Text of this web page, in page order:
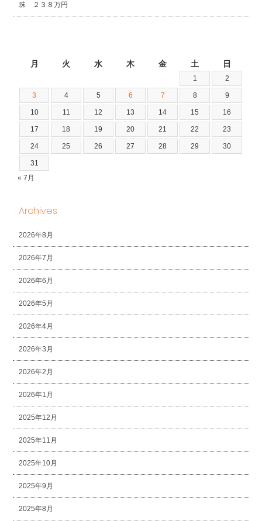
珠 ２３８万円
月 火 水 木 金 土 日
1 2
3 4 5 6 7 8 9
10 11 12 13 14 15 16
17 18 19 20 21 22 23
24 25 26 27 28 29 30
31
« 7月
Archives
2026年8月
2026年7月
2026年6月
2026年5月
2026年4月
2026年3月
2026年2月
2026年1月
2025年12月
2025年11月
2025年10月
2025年9月
2025年8月